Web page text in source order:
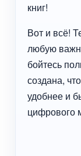
книг!
Вот и всё!
любую
бойтесь
создана,
удобнее и
цифрового